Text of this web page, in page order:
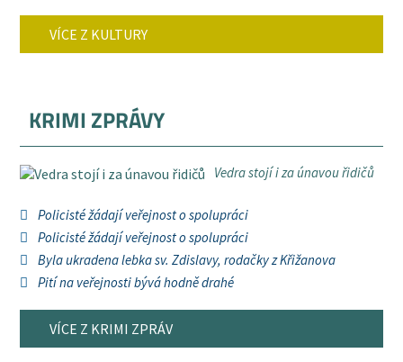
VÍCE Z KULTURY
KRIMI ZPRÁVY
Vedra stojí i za únavou řidičů
Policisté žádají veřejnost o spolupráci
Policisté žádají veřejnost o spolupráci
Byla ukradena lebka sv. Zdislavy, rodačky z Křižanova
Pití na veřejnosti bývá hodně drahé
VÍCE Z KRIMI ZPRÁV